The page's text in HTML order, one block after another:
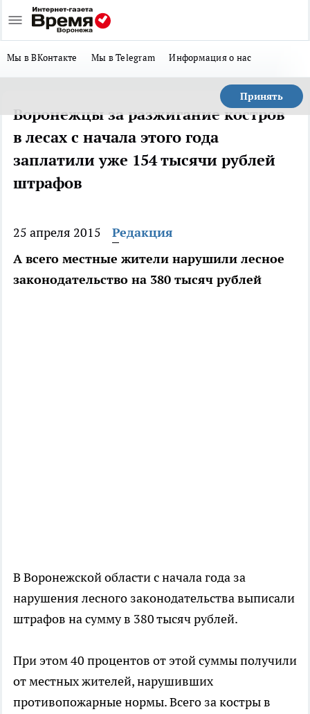
Мы в ВКонтакте Мы в Telegram Информация о нас
Принять
Воронежцы за разжигание костров
в лесах с начала этого года
заплатили уже 154 тысячи рублей
штрафов
25 апреля 2015
Редакция
А всего местные жители нарушили лесное
законодательство на 380 тысяч рублей
В Воронежской области с начала года за
нарушения лесного законодательства выписали
штрафов на сумму в 380 тысяч рублей.
При этом 40 процентов от этой суммы получили
от местных жителей, нарушивших
противопожарные нормы. Всего за костры в